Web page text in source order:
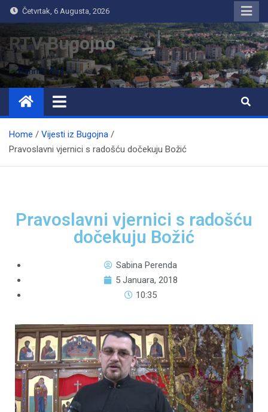
Četvrtak, 6 Augusta, 2026
RTV Bugojno
Home
Vijesti iz Bugojna
Pravoslavni vjernici s radošću dočekuju Božić
Pravoslavni vjernici s radošću
dočekuju Božić
Sabina Perenda
5 Januara, 2018
10:35